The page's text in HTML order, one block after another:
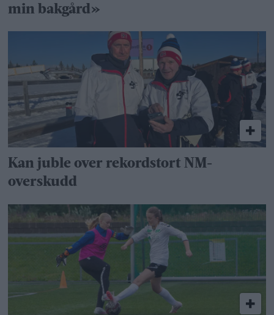
min bakgård»
Kan juble over rekordstort NM-
overskudd